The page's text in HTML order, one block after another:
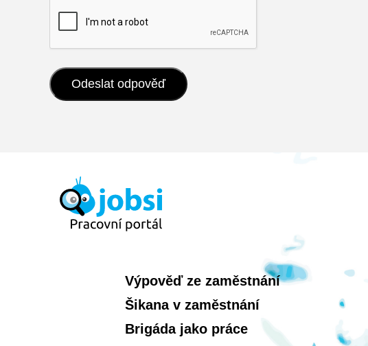
Výpověď ze zaměstnání
Šikana v zaměstnání
Brigáda jako práce